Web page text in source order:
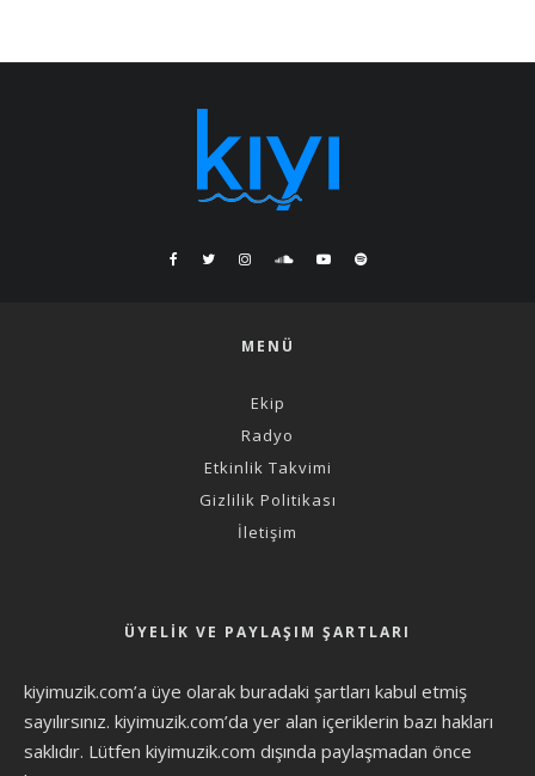
MENÜ
Ekip
Radyo
Etkinlik Takvimi
Gizlilik Politikası
İletişim
ÜYELIK VE PAYLAŞIM ŞARTLARI
kiyimuzik.com’a üye olarak buradaki şartları kabul etmiş
sayılırsınız. kiyimuzik.com’da yer alan içeriklerin bazı hakları
saklıdır. Lütfen kiyimuzik.com dışında paylaşmadan önce